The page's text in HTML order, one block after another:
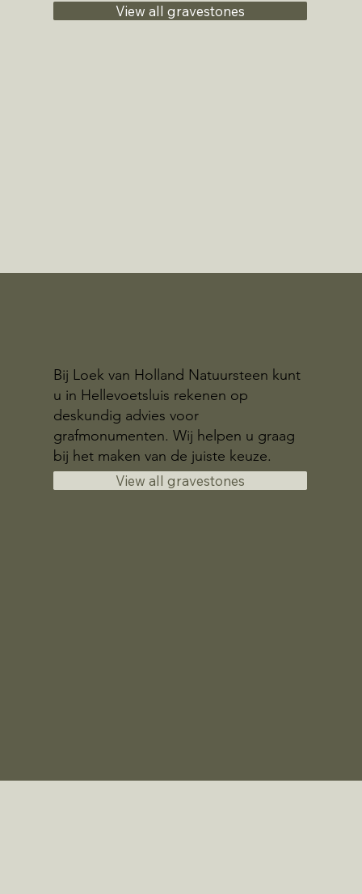
View all gravestones
Bij Loek van Holland Natuursteen kunt
u in Hellevoetsluis rekenen op
deskundig advies voor
grafmonumenten. Wij helpen u graag
bij het maken van de juiste keuze.
View all gravestones